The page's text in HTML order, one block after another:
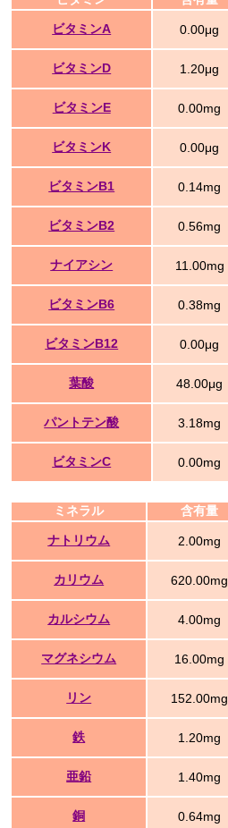
ビタミンA 0.00μg
ビタミンD 1.20μg
ビタミンE 0.00mg
ビタミンK 0.00μg
ビタミンB1 0.14mg
ビタミンB2 0.56mg
ナイアシン 11.00mg
ビタミンB6 0.38mg
ビタミンB12 0.00μg
葉酸 48.00μg
パントテン酸 3.18mg
ビタミンC 0.00mg
ミネラル 含有量
ナトリウム 2.00mg
カリウム 620.00mg
カルシウム 4.00mg
マグネシウム 16.00mg
リン 152.00mg
鉄 1.20mg
亜鉛 1.40mg
銅 0.64mg